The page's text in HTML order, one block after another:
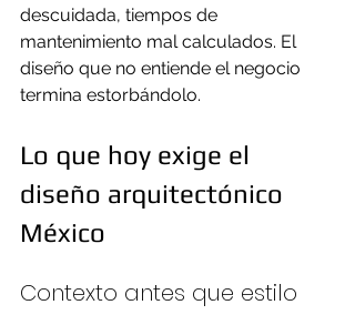
descuidada, tiempos de
mantenimiento mal calculados. El
diseño que no entiende el negocio
termina estorbándolo.
Lo que hoy exige el
diseño arquitectónico
México
Contexto antes que estilo